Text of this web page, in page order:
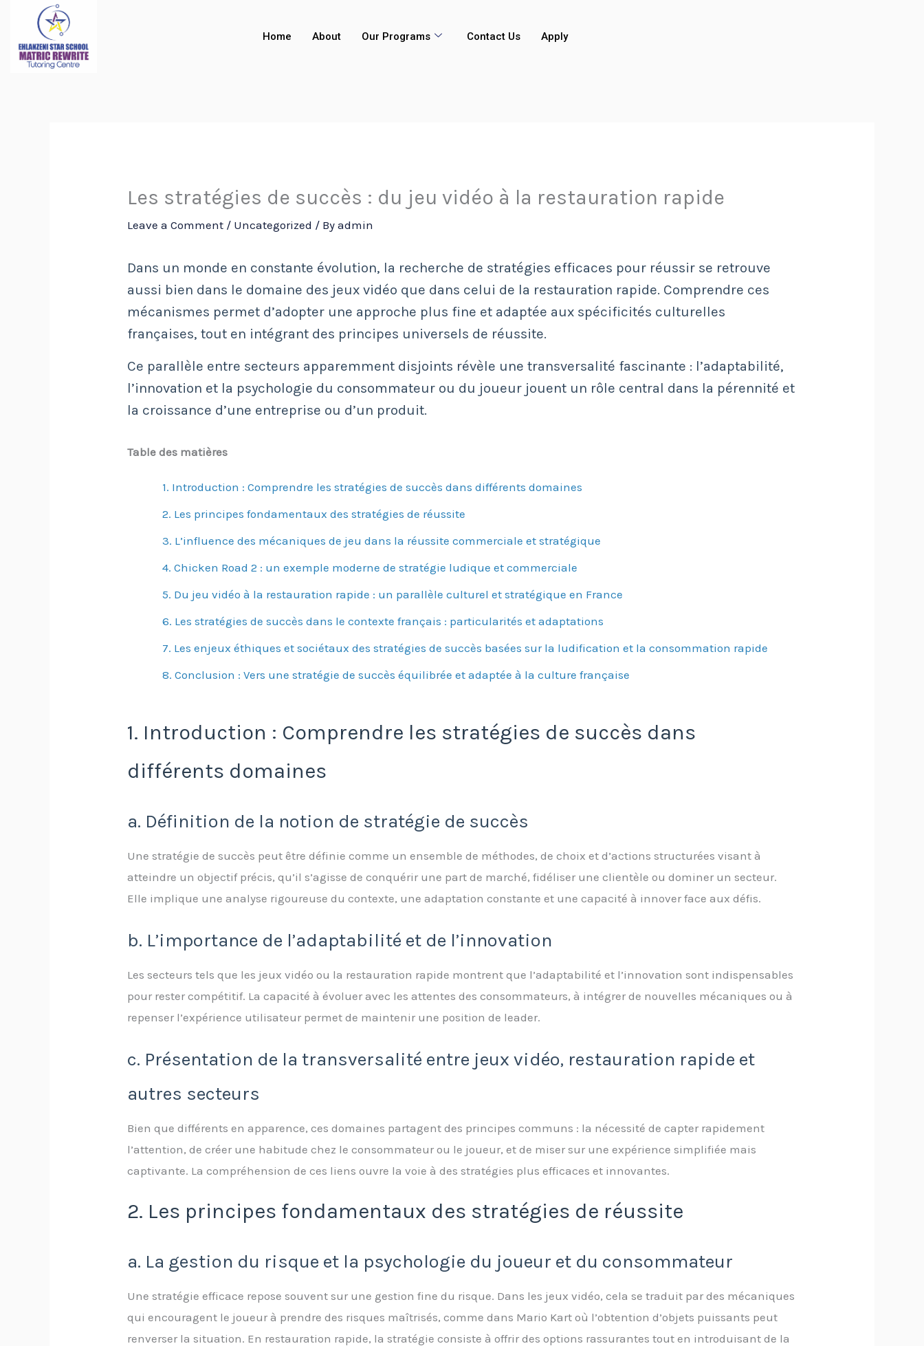
content
Home About Our Programs Contact Us Apply
Les stratégies de succès : du jeu vidéo à la restauration rapide
Leave a Comment / Uncategorized / Byadmin
Dans un monde en constante évolution, la recherche de stratégies efficaces pour réussir se retrouve
aussi bien dans le domaine des jeux vidéo que dans celui de la restauration rapide. Comprendre ces
mécanismes permet d’adopter une approche plus fine et adaptée aux spécificités culturelles
françaises, tout en intégrant des principes universels de réussite.
Ce parallèle entre secteurs apparemment disjoints révèle une transversalité fascinante : l’adaptabilité,
l’innovation et la psychologie du consommateur ou du joueur jouent un rôle central dans la pérennité et
la croissance d’une entreprise ou d’un produit.
Table des matières
1. Introduction : Comprendre les stratégies de succès dans différents domaines
2. Les principes fondamentaux des stratégies de réussite
3. L’influence des mécaniques de jeu dans la réussite commerciale et stratégique
4. Chicken Road 2 : un exemple moderne de stratégie ludique et commerciale
5. Du jeu vidéo à la restauration rapide : un parallèle culturel et stratégique en France
6. Les stratégies de succès dans le contexte français : particularités et adaptations
7. Les enjeux éthiques et sociétaux des stratégies de succès basées sur la ludification et la consommation rapide
8. Conclusion : Vers une stratégie de succès équilibrée et adaptée à la culture française
1. Introduction : Comprendre les stratégies de succès dans
différents domaines
a. Définition de la notion de stratégie de succès
Une stratégie de succès peut être définie comme un ensemble de méthodes, de choix et d’actions structurées visant à
atteindre un objectif précis, qu’il s’agisse de conquérir une part de marché, fidéliser une clientèle ou dominer un secteur.
Elle implique une analyse rigoureuse du contexte, une adaptation constante et une capacité à innover face aux défis.
b. L’importance de l’adaptabilité et de l’innovation
Les secteurs tels que les jeux vidéo ou la restauration rapide montrent que l’adaptabilité et l’innovation sont indispensables
pour rester compétitif. La capacité à évoluer avec les attentes des consommateurs, à intégrer de nouvelles mécaniques ou à
repenser l’expérience utilisateur permet de maintenir une position de leader.
c. Présentation de la transversalité entre jeux vidéo, restauration rapide et
autres secteurs
Bien que différents en apparence, ces domaines partagent des principes communs : la nécessité de capter rapidement
l’attention, de créer une habitude chez le consommateur ou le joueur, et de miser sur une expérience simplifiée mais
captivante. La compréhension de ces liens ouvre la voie à des stratégies plus efficaces et innovantes.
2. Les principes fondamentaux des stratégies de réussite
a. La gestion du risque et la psychologie du joueur et du consommateur
Une stratégie efficace repose souvent sur une gestion fine du risque. Dans les jeux vidéo, cela se traduit par des mécaniques
qui encouragent le joueur à prendre des risques maîtrisés, comme dans Mario Kart où l’obtention d’objets puissants peut
renverser la situation. En restauration rapide, la stratégie consiste à offrir des options rassurantes tout en introduisant de la